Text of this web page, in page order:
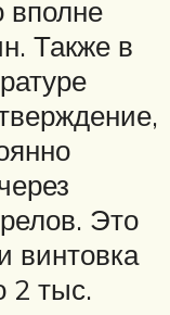
вполне
Также в
Это
винтовка
2 тыс.